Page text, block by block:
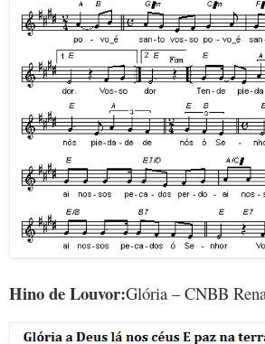
Hino de Louvor:Glória – CNBB